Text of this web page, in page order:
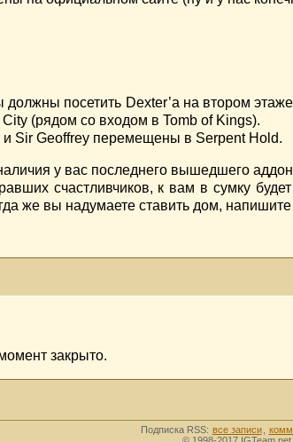
посетить Dexter’а на втором
(рядом со входом в Tomb of Kings).
Sir Geoffrey перемещены в Serpent Hold.
у вас последнего вышедшего
счастливчиков, к вам в сумку
же вы надумаете ставить дом,
закрыто.
Подписка RSS: все записи